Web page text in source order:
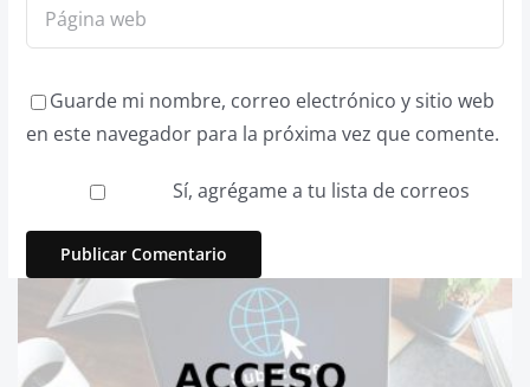
Guarde mi nombre, correo electrónico y sitio web
en este navegador para la próxima vez que comente.
Sí, agrégame a tu lista de correos